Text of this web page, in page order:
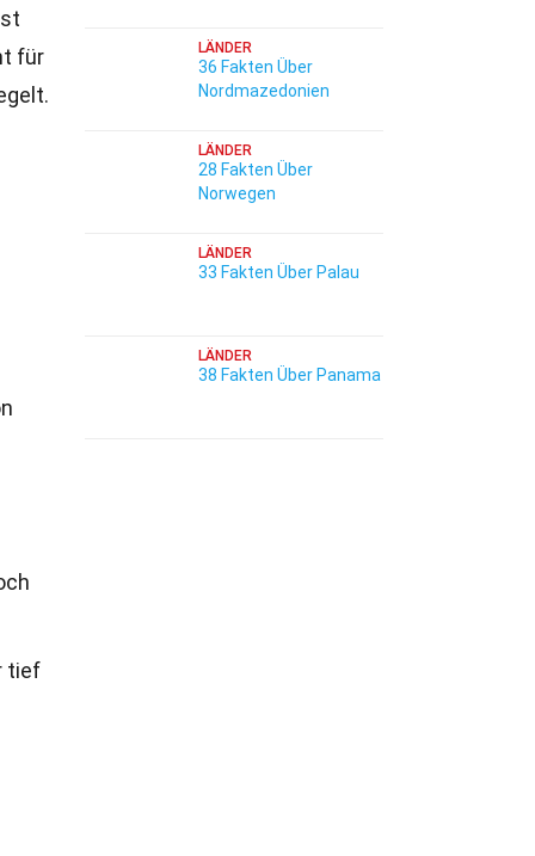
für
tief
LÄNDER
36 Fakten Über
Nordmazedonien
LÄNDER
28 Fakten Über
Norwegen
LÄNDER
33 Fakten Über Palau
LÄNDER
38 Fakten Über Panama